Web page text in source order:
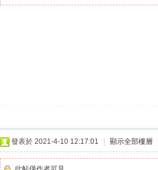
發表於 2021-4-10 12:17:01 顯示全部樓層